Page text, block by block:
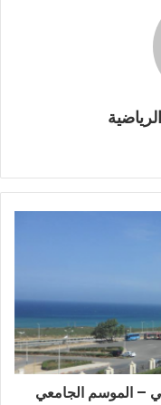
– الموسم الجامعي